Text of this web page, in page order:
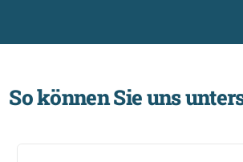
SokönnenSieunsunter